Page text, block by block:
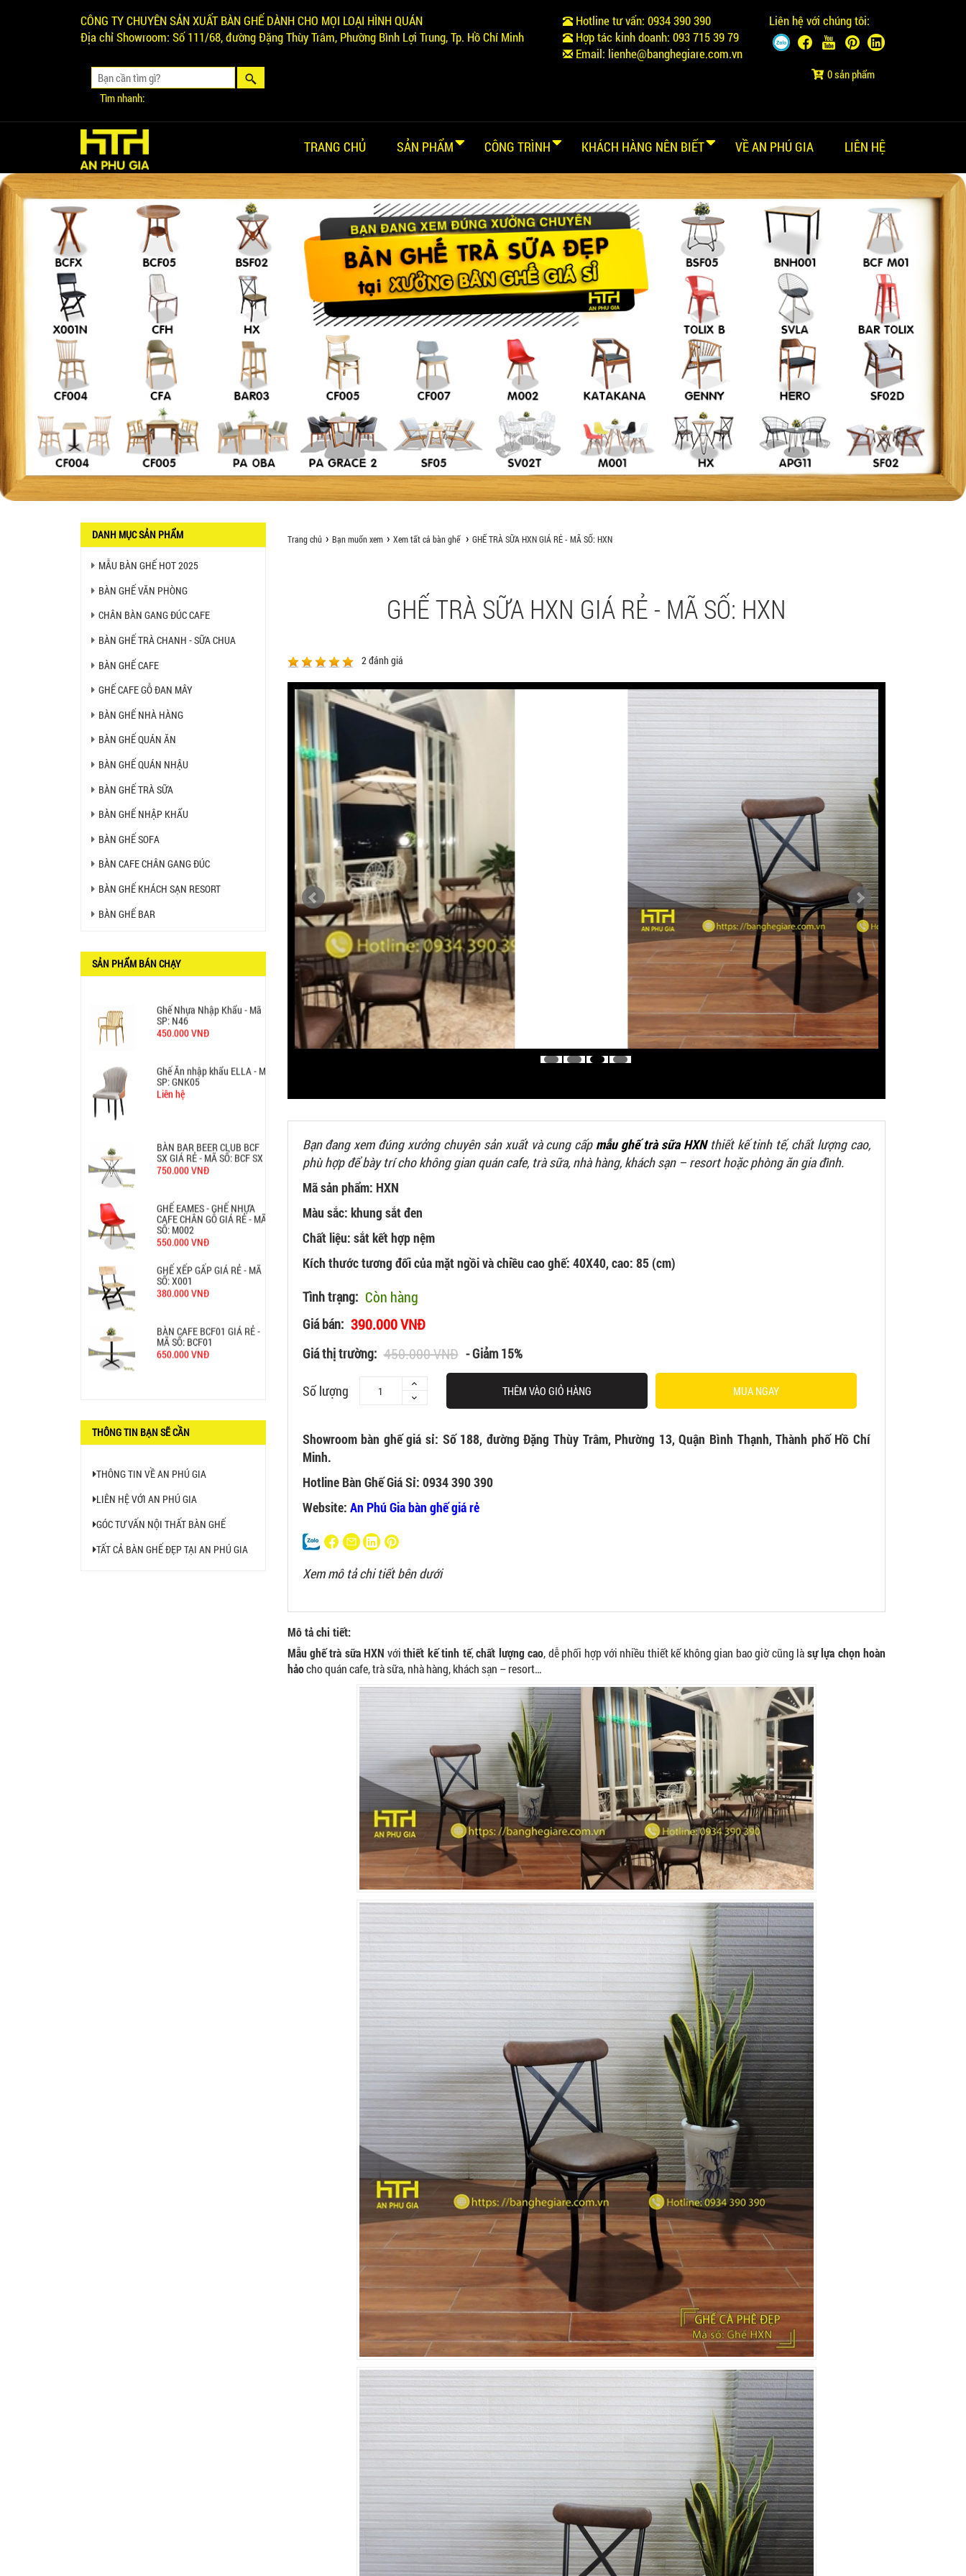
CÔNG TY CHUYÊN SẢN XUẤT BÀN GHẾ DÀNH CHO MỌI LOẠI HÌNH QUÁN
Địa chỉ Showroom: Số 111/68, đường Đặng Thùy Trâm, Phường Bình Lợi Trung, Tp. Hồ Chí Minh
Hotline tư vấn: 0934 390 390
Hợp tác kinh doanh: 093 715 39 79
Email: lienhe@banghegiare.com.vn
Liên hệ với chúng tôi:
Tìm nhanh:
0 sản phẩm
TRANG CHỦ SẢN PHẨM CÔNG TRÌNH KHÁCH HÀNG NÊN BIẾT VỀ AN PHÚ GIA LIÊN HỆ
Trang chủ Bạn muốn xem Xem tất cả bàn ghế GHẾ TRÀ SỮA HXN GIÁ RẺ - MÃ SỐ: HXN
GHẾ TRÀ SỮA HXN GIÁ RẺ - MÃ SỐ: HXN
2đánh giá
Bạn đang xem đúng xưởng chuyên sản xuất và cung cấp mẫu ghế trà sữa HXN thiết kế tinh tế, chất lượng cao,
phù hợp để bày trí cho không gian quán cafe, trà sữa, nhà hàng, khách sạn – resort hoặc phòng ăn gia đình.
Mã sản phẩm: HXN
Màu sắc: khung sắt đen
Chất liệu: sắt kết hợp nệm
Kích thước tương đối của mặt ngồi và chiều cao ghế: 40X40, cao: 85 (cm)
Tình trạng: Còn hàng
Giá bán: 390.000 VNĐ
Giá thị trường: 450.000 VNĐ - Giảm 15%
Số lượng THÊM VÀO GIỎ HÀNG MUA NGAY
Showroom bàn ghế giá sỉ: Số 188, đường Đặng Thùy Trâm, Phường 13, Quận Bình Thạnh, Thành phố Hồ Chí
Minh.
Hotline Bàn Ghế Giá Sỉ: 0934 390 390
Website: An Phú Gia bàn ghế giá rẻ
Xem mô tả chi tiết bên dưới
Mô tả chi tiết:
Mẫu ghế trà sữa HXN vớithiết kế tinh tế,chất lượng cao, dễ phối hợp với nhiều thiết kế không gian bao giờ cũng làsự lựa chọn hoàn
hảocho quán cafe, trà sữa, nhà hàng, khách sạn – resort…
DANH MỤC SẢN PHẨM
MẪU BÀN GHẾ HOT 2025
BÀN GHẾ VĂN PHÒNG
CHÂN BÀN GANG ĐÚC CAFE
BÀN GHẾ TRÀ CHANH - SỮA CHUA
BÀN GHẾ CAFE
GHẾ CAFE GỖ ĐAN MÂY
BÀN GHẾ NHÀ HÀNG
BÀN GHẾ QUÁN ĂN
BÀN GHẾ QUÁN NHẬU
BÀN GHẾ TRÀ SỮA
BÀN GHẾ NHẬP KHẨU
BÀN GHẾ SOFA
BÀN CAFE CHÂN GANG ĐÚC
BÀN GHẾ KHÁCH SẠN RESORT
BÀN GHẾ BAR
SẢN PHẨM BÁN CHẠY
Ghế Ăn nhập khẩu ELLA - Mã
Liên hệ
BÀN BAR BEER CLUB BCF
750.000 VNĐ
GHẾ EAMES - GHẾ NHỰA
CAFE CHÂN GỖ GIÁ RẺ - MÃ
550.000 VNĐ
GHẾ XẾP GẤP GIÁ RẺ - MÃ
380.000 VNĐ
MÃ SỐ: BCF01
BỘ BÀN GHẾ GỖ XẾP QUÁN
Ghế Nhựa Nhập Khẩu - Mã
SP: N46
450.000 VNĐ
Ghế Ăn nhập khẩu ELLA - Mã
SP: GNK05
Liên hệ
BÀN BAR BEER CLUB BCF
SX GIÁ RẺ - MÃ SỐ: BCF SX
GHẾ EAMES - GHẾ NHỰA
CAFE CHÂN GỖ GIÁ RẺ - MÃ
SỐ: M002
GHẾ XẾP GẤP GIÁ RẺ - MÃ
SỐ: X001
380.000 VNĐ
BÀN CAFE BCF01 GIÁ RẺ -
MÃ SỐ: BCF01
650.000 VNĐ
BỘ BÀN GHẾ GỖ XẾP QUÁN
NHẬU GIÁ RẺ - MÃ SỐ: X001
2.270.000 VNĐ
450.000 VNĐ
SP: GNK05
Liên hệ
BÀN BAR BEER CLUB BCF
SX GIÁ RẺ - MÃ SỐ: BCF SX
750.000 VNĐ
THÔNG TIN BẠN SẼ CẦN
THÔNG TIN VỀ AN PHÚ GIA
LIÊN HỆ VỚI AN PHÚ GIA
GÓC TƯ VẤN NỘI THẤT BÀN GHẾ
TẤT CẢ BÀN GHẾ ĐẸP TẠI AN PHÚ GIA